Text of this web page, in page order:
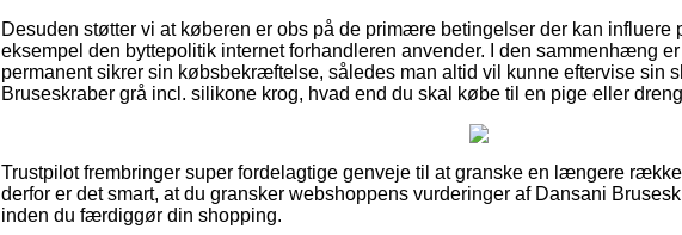
Desuden støtter vi at køberen er obs på de primære betingelser der kan influere
eksempel den byttepolitik internet forhandleren anvender. I den sammenhæng
permanent sikrer sin købsbekræftelse, således man altid vil kunne eftervise sin
Bruseskraber grå incl. silikone krog, hvad end du skal købe til en pige eller
Trustpilot frembringer super fordelagtige genveje til at granske en længere
derfor er det smart, at du gransker webshoppens vurderinger af Dansani
inden du færdiggør din shopping.